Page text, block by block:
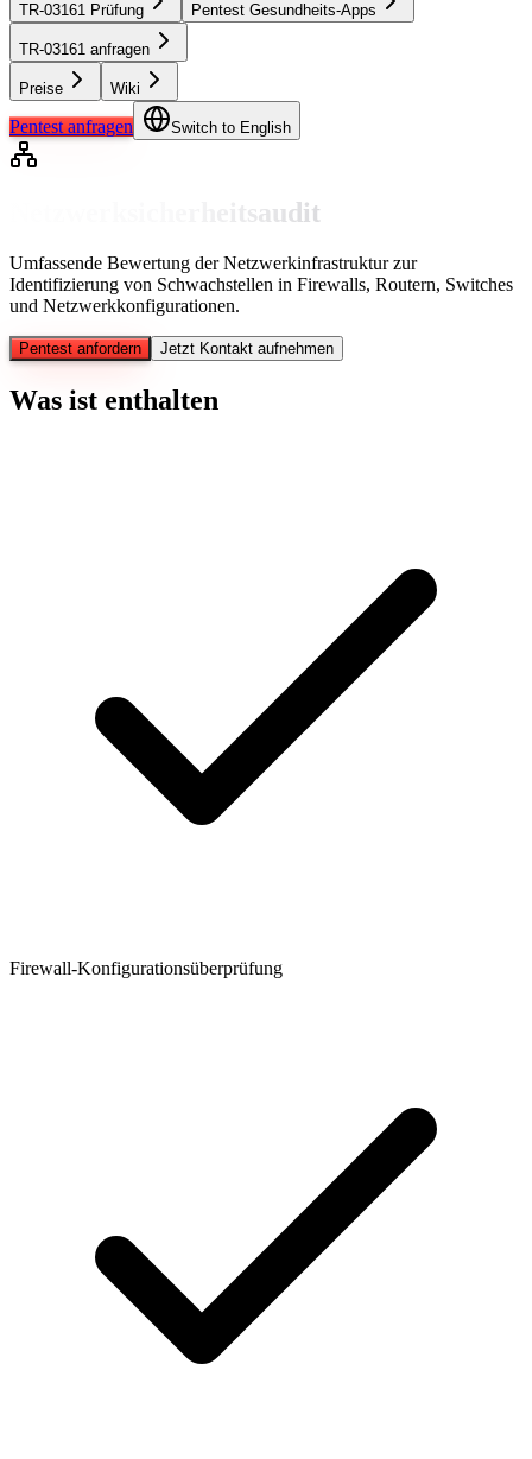
TR-03161 Prüfung Pentest Gesundheits-Apps
TR-03161 anfragen
Preise Wiki
Pentest anfragen Switch to English
Netzwerksicherheitsaudit
Umfassende Bewertung der Netzwerkinfrastruktur zur
Identifizierung von Schwachstellen in Firewalls, Routern, Switches
und Netzwerkkonfigurationen.
Pentest anfordern Jetzt Kontakt aufnehmen
Was ist enthalten
Firewall-Konfigurationsüberprüfung